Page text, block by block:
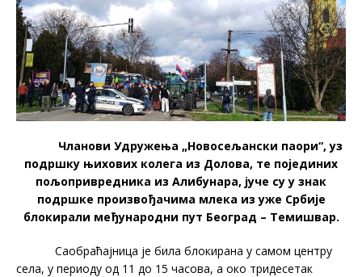
Чланови Удружења „Новосељански паори“, уз
подршку њихових колега из Долова, те појединих
пољопривредника из Алибунара, јуче су у знак
подршке произвођачима млека из уже Србије
блокирали међународни пут Београд – Темишвар.
Саобраћајница је била блокирана у самом центру
села, у периоду од 11 до 15 часова, а око тридесетак